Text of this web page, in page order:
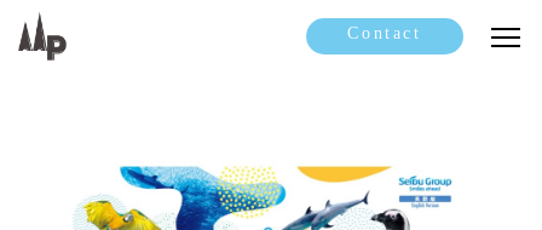
Contact